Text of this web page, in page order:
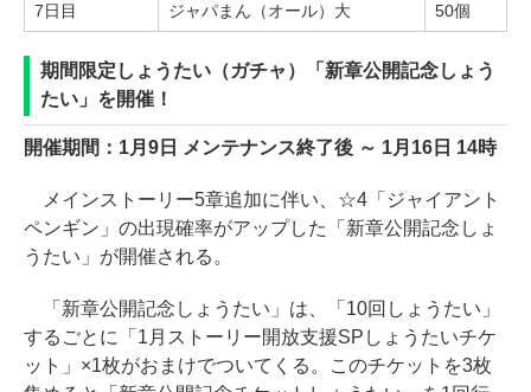
7日目 ジャパまん（オール）大 50個
期間限定しょうたい（ガチャ）「新章公開記念しょう
たい」を開催！
開催期間：1月9日 メンテナンス終了後 ～ 1月16日 14時
メインストーリー5章追加に伴い、☆4「ジャイアント
ペンギン」の出現確率がアップした「新章公開記念しょ
うたい」が開催される。
「新章公開記念しょうたい」は、「10回しょうたい」
するごとに「1月ストーリー開放支援SPしょうたいチケ
ット」×1枚がおまけでついてくる。このチケットを3枚